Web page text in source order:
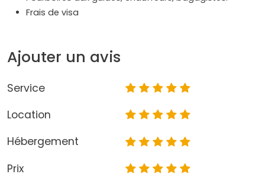
Frais de visa
Ajouter un avis
Service
Location
Hébergement
Prix